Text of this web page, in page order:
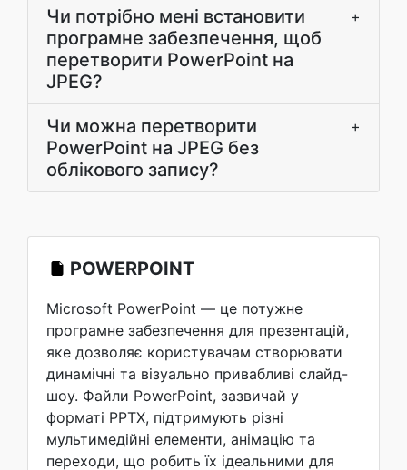
Чи потрібно мені встановити
програмне забезпечення, щоб
перетворити PowerPoint на
JPEG?
+
Чи можна перетворити
PowerPoint на JPEG без
облікового запису?
+
POWERPOINT
Microsoft PowerPoint — це потужне
програмне забезпечення для презентацій,
яке дозволяє користувачам створювати
динамічні та візуально привабливі слайд-
шоу. Файли PowerPoint, зазвичай у
форматі PPTX, підтримують різні
мультимедійні елементи, анімацію та
переходи, що робить їх ідеальними для